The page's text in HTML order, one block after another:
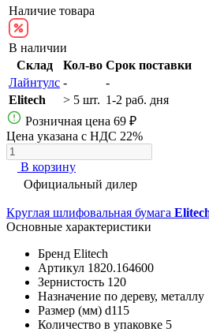
Наличие товара
В наличии
Склад
Кол-во Срок поставки
Лайнтулс -
-
Elitech
> 5 шт. 1-2 раб. дня
Розничная цена 69 ₽
Цена указана с НДС 22%
В корзину
Официальный дилер
Круглая шлифовальная бумага
Основные характеристики
Бренд Elitech
Артикул 1820.164600
Зернистость 120
Назначение по дереву, металлу
Размер (мм) d115
Количество в упаковке 5